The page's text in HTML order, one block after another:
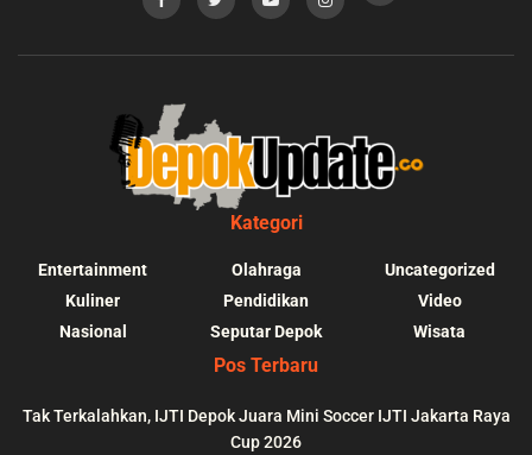
Kategori
Entertainment
Kuliner
Nasional
Olahraga
Pendidikan
Seputar Depok
Uncategorized
Video
Wisata
Pos Terbaru
Tak Terkalahkan, IJTI Depok Juara Mini Soccer IJTI Jakarta Raya
Cup 2026